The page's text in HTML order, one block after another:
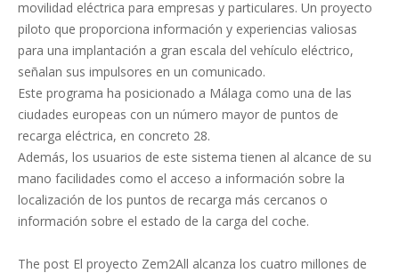
movilidad eléctrica para empresas y particulares. Un proyecto
piloto que proporciona información y experiencias valiosas
para una implantación a gran escala del vehículo eléctrico,
señalan sus impulsores en un comunicado.
Este programa ha posicionado a Málaga como una de las
ciudades europeas con un número mayor de puntos de
recarga eléctrica, en concreto 28.
Además, los usuarios de este sistema tienen al alcance de su
mano facilidades como el acceso a información sobre la
localización de los puntos de recarga más cercanos o
información sobre el estado de la carga del coche.
The post El proyecto Zem2All alcanza los cuatro millones de